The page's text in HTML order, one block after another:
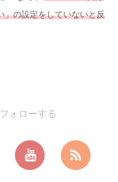
」の設定をしていないと反
ォローする